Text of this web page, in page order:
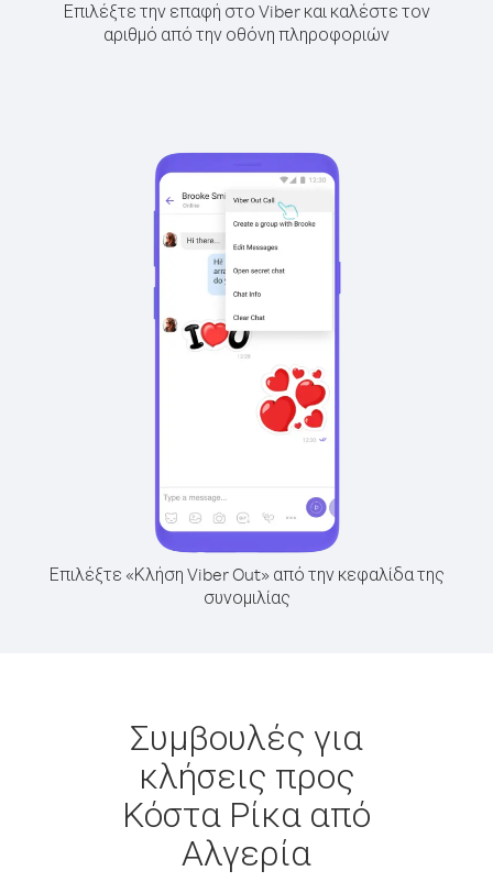
Επιλέξτε την επαφή στο Viber και καλέστε τον
αριθμό από την οθόνη πληροφοριών
Επιλέξτε «Κλήση Viber Out» από την κεφαλίδα της
συνομιλίας
Συμβουλές για
κλήσεις προς
Κόστα Ρίκα από
Αλγερία